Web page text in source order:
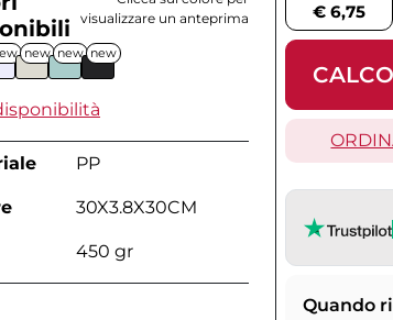
visualizzare un anteprima
new new new
PP
30X3.8X30CM
450 gr
€ 6,75
Quando